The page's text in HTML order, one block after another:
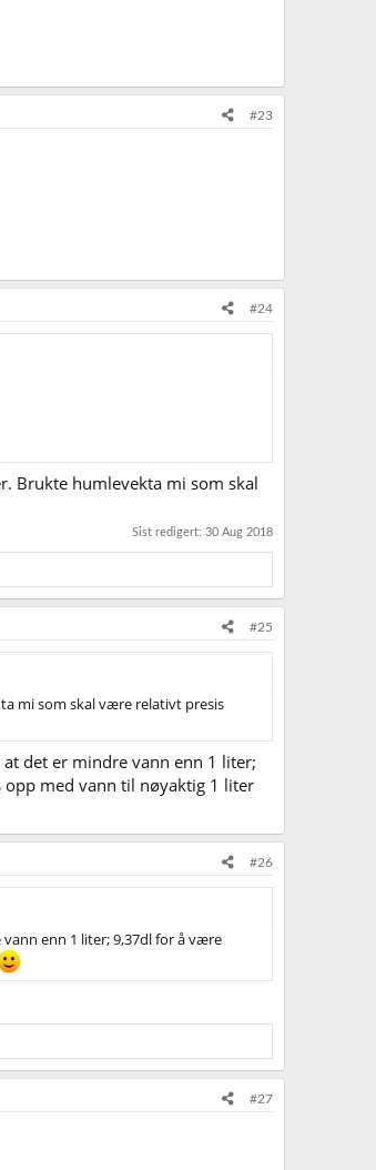
#23
#24
Brukte humlevekta mi som skal
Sist redigert: 30 Aug 2018
#25
mi som skal være relativt presis
det er mindre vann enn 1 liter;
med vann til nøyaktig 1 liter
#26
enn 1 liter; 9,37dl for å være
#27